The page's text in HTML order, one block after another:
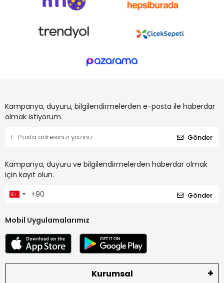
Kampanya, duyuru, bilgilendirmelerden e-posta ile haberdar
olmak istiyorum.
Gönder
Kampanya, duyuru ve bilgilendirmelerden haberdar olmak
için kayıt olun.
Gönder
Mobil Uygulamalarımız
Kurumsal